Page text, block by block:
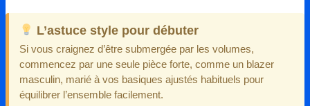
L’astuce style pour débuter
Si vous craignez d’être submergée par les volumes,
commencez par une seule pièce forte, comme un blazer
masculin, marié à vos basiques ajustés habituels pour
équilibrer l’ensemble facilement.